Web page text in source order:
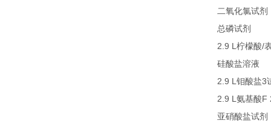
二氧化氯试剂
总磷试剂
2.9 L 柠檬酸/
硅酸盐溶液
2.9 L 钼酸盐3
2.9 L 氨基酸F
亚硝酸盐试剂